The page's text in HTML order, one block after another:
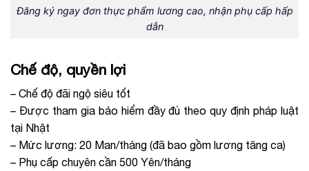
Đăng ký ngay đơn thực phẩm lương cao, nhận phụ cấp hấp
dẫn
Chế độ, quyền lợi
– Chế độ đãi ngộ siêu tốt
– Được tham gia bảo hiểm đầy đủ theo quy định pháp luật
tại Nhật
– Mức lương: 20 Man/tháng (đã bao gồm lương tăng ca)
– Phụ cấp chuyên cần 500 Yên/tháng